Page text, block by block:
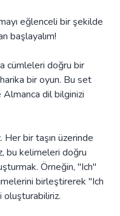
eğlenceli bir şekilde
başlayalım!
cümleleri doğru bir
bir oyun. Bu set
dil bilginizi
Her bir taşın üzerinde
bu kelimeleri doğru
Örneğin, "Ich"
birleştirerek "Ich